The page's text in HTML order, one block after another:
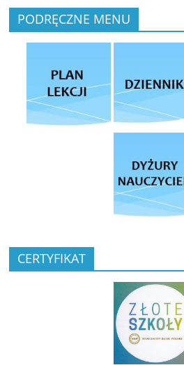
PODRĘCZNE MENU
CERTYFIKAT